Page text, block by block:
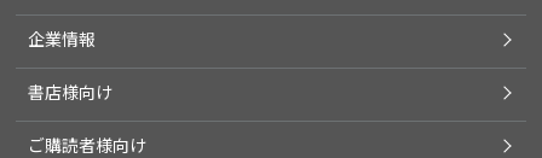
企業情報
書店様向け
ご購読者様向け